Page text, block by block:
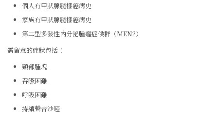
個人有甲狀腺髓樣癌病史
家族有甲狀腺髓樣癌病史
第二型多發性內分泌腫瘤症候群（MEN2）
需留意的症狀包括：
頸部腫塊
吞嚥困難
呼吸困難
持續聲音沙啞